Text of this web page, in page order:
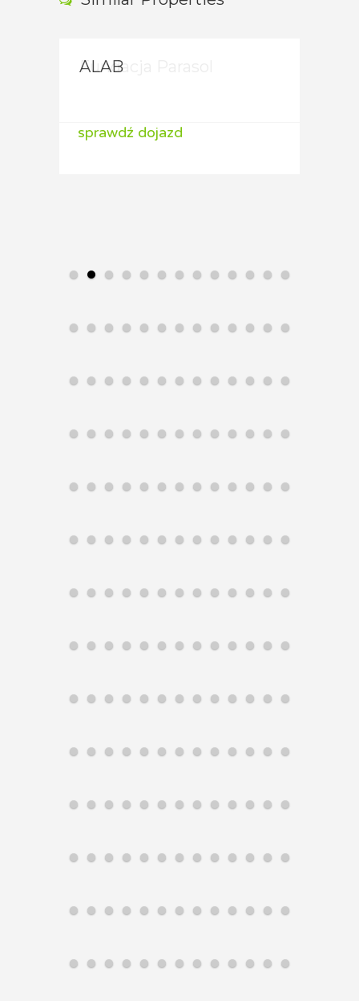
Fundacja Parasol
sprawdź dojazd
ALAB
sprawdź dojazd